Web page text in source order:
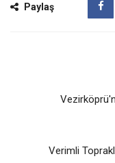
Paylaş
Verimli